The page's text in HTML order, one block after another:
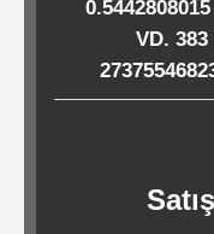
/
Tabaklar
VD.